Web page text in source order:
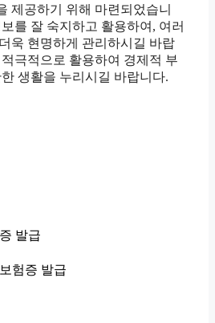
제공하기 위해 마련되었습니
를 잘 숙지하고 활용하여, 여러
욱 현명하게 관리하시길 바랍
극적으로 활용하여 경제적 부
생활을 누리시길 바랍니다.
발급
험증 발급